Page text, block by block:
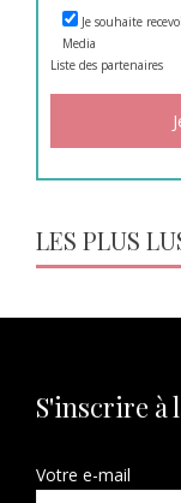
Je souhaite
Media
Liste des partenaires
LES PLUS
S'inscrire à
Votre e-mail